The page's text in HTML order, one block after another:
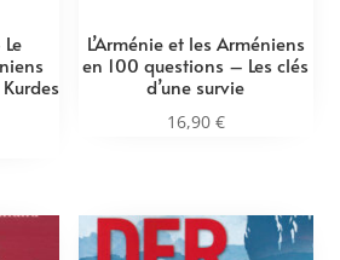
L’Arménie et les Arméniens
en 100 questions – Les clés
d’une survie
16,90 €